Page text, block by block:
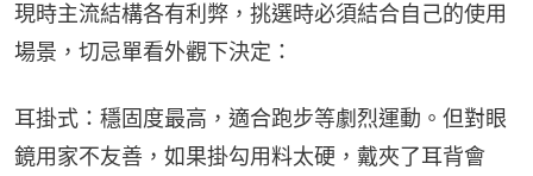
現時主流結構各有利弊，挑選時必須結合自己的使用
場景，切忌單看外觀下決定：
耳掛式：穩固度最高，適合跑步等劇烈運動。但對眼
鏡用家不友善，如果掛勾用料太硬，戴夾了耳背會